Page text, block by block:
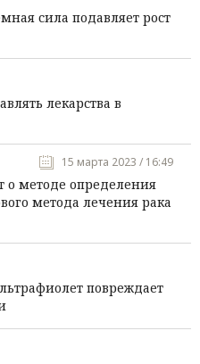
сила подавляет рост
лекарства в
15 марта 2023 / 16:49
о методе определения
метода лечения рака
повреждает